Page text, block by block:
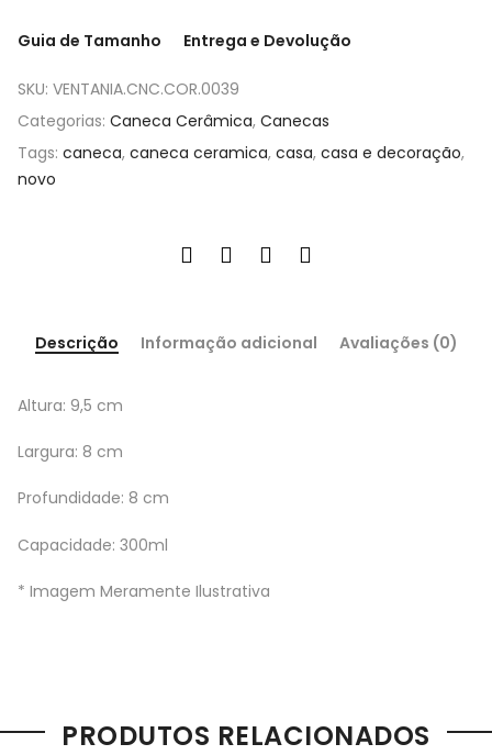
Guia de Tamanho Entrega e Devolução
SKU: VENTANIA.CNC.COR.0039
Categorias: Caneca Cerâmica, Canecas
Tags: caneca, caneca ceramica, casa, casa e decoração,
novo
Descrição Informação adicional Avaliações (0)
Altura: 9,5 cm
Largura: 8 cm
Profundidade: 8 cm
Capacidade: 300ml
* Imagem Meramente Ilustrativa
PRODUTOS RELACIONADOS